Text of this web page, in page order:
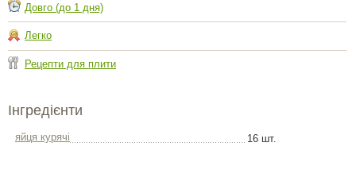
Довго (до 1 дня)
Легко
Рецепти для плити
Інгредієнти
яйця курячі 16 шт.